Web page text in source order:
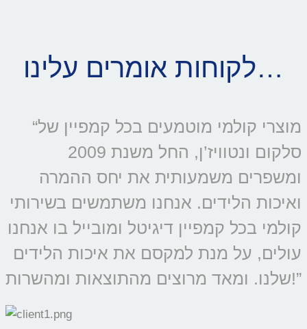
לקוחות אומרים עלינו…
“מוצרי קולמי מוטמעים בכל קמפיין של
סלקום ונטוויז’ן, החל משנת 2009
ומשפרים משמעותית את יחס ההמרה
ואיכות הלידים. אנחנו משתמשים בשירותי
קולמי בכל קמפיין דיגיטל ומובייל בו אנחנו
עולים, על מנת למקסם את איכות הלידים
שלנו. ומאד מרוצים מהתוצאות ומהשרות!”